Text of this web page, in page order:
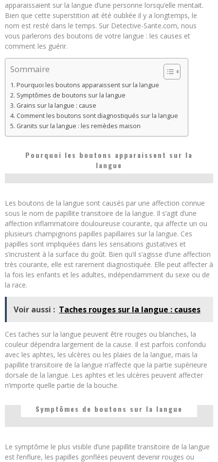
apparaissaient sur la langue d’une personne lorsqu’elle mentait.
Bien que cette superstition ait été oubliée il y a longtemps, le
nom est resté dans le temps. Sur Detective-Sante.com, nous
vous parlerons des boutons de votre langue : les causes et
comment les guérir.
Sommaire
Pourquoi les boutons apparaissent sur la langue
Symptômes de boutons sur la langue
Grains sur la langue : cause
Comment les boutons sont diagnostiqués sur la langue
Granits sur la langue : les remèdes maison
Pourquoi les boutons apparaissent sur la
langue
Les boutons de la langue sont causés par une affection connue
sous le nom de papillite transitoire de la langue. Il s’agit d’une
affection inflammatoire douloureuse courante, qui affecte un ou
plusieurs champignons papilles papillaires sur la langue. Ces
papilles sont impliquées dans les sensations gustatives et
s’incrustent à la surface du goût. Bien qu’il s’agisse d’une affection
très courante, elle est rarement diagnostiquée. Elle peut affecter à
la fois les enfants et les adultes, indépendamment du sexe ou de
la race.
Voir aussi : Taches rouges sur la langue : causes
Ces taches sur la langue peuvent être rouges ou blanches, la
couleur dépendra largement de la cause. Il est parfois confondu
avec les aphtes, les ulcères ou les plaies de la langue, mais la
papillite transitoire de la langue n’affecte que la partie supérieure
dorsale de la langue. Les aphtes et les ulcères peuvent affecter
n’importe quelle partie de la bouche.
Symptômes de boutons sur la langue
Le symptôme le plus visible d’une papillite transitoire de la langue
est l’enflure, les papilles gonflées peuvent devenir rouges ou